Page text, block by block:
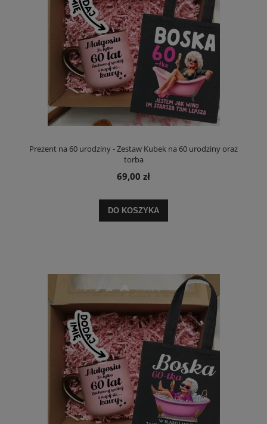
Prezent na 60 urodziny - Zestaw Kubek na 60 urodziny oraz
torba
69,00 zł
DO KOSZYKA